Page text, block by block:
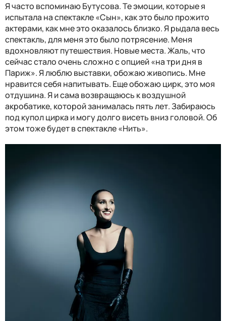
Я часто вспоминаю Бутусова. Те эмоции, которые я
испытала на спектакле «Сын», как это было прожито
актерами, как мне это оказалось близко. Я рыдала весь
спектакль, для меня это было потрясение. Меня
вдохновляют путешествия. Новые места. Жаль, что
сейчас стало очень сложно с опцией «на три дня в
Париж». Я люблю выставки, обожаю живопись. Мне
нравится себя напитывать. Еще обожаю цирк, это моя
отдушина. Я и сама возвращаюсь к воздушной
акробатике, которой занималась пять лет. Забираюсь
под купол цирка и могу долго висеть вниз головой. Об
этом тоже будет в спектакле «Нить».